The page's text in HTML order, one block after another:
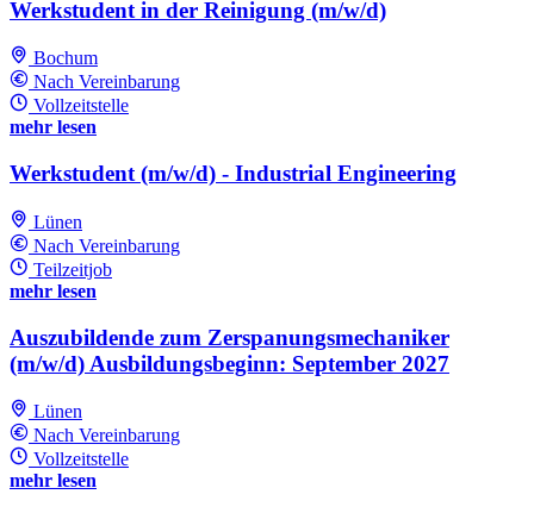
Werkstudent in der Reinigung (m/w/d)
Bochum
Nach Vereinbarung
Vollzeitstelle
mehr lesen
Werkstudent (m/w/d) - Industrial Engineering
Lünen
Nach Vereinbarung
Teilzeitjob
mehr lesen
Auszubildende zum Zerspanungsmechaniker
(m/w/d) Ausbildungsbeginn: September 2027
Lünen
Nach Vereinbarung
Vollzeitstelle
mehr lesen